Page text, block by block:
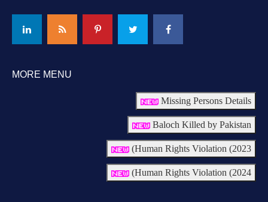
MORE MENU
Missing Persons Details
Baloch Killed by Pakistan
Human Rights Violation (2023)
Human Rights Violation (2024)